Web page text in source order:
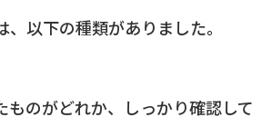
、以下の種類がありました。
ものがどれか、しっかり確認して